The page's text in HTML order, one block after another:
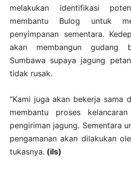
melakukan identifikasi
membantu Bulog untuk
penyimpanan sementara.
akan membangun gudang
Sumbawa supaya jagung
tidak rusak.
“Kami juga akan bekerja sama
membantu proses
pengiriman jagung. Sementara
pengamanan akan dilakukan
tukasnya. (ils)